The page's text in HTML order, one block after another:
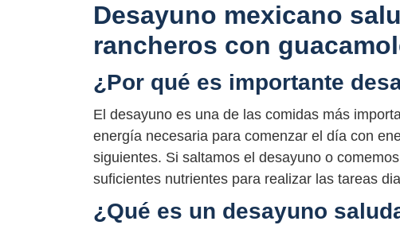
Desayuno mexicano
rancheros con
¿Por qué es importante
El desayuno es una de las comidas más
energía necesaria para comenzar el día con
siguientes. Si saltamos el desayuno o
suficientes nutrientes para realizar las tareas
¿Qué es un desayuno